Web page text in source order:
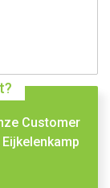
Customer